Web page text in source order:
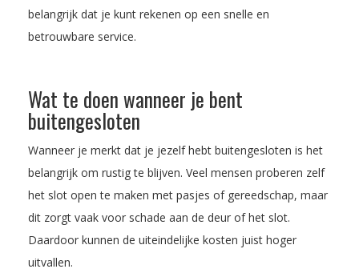
belangrijk dat je kunt rekenen op een snelle en
betrouwbare service.
Wat te doen wanneer je bent
buitengesloten
Wanneer je merkt dat je jezelf hebt buitengesloten is het
belangrijk om rustig te blijven. Veel mensen proberen zelf
het slot open te maken met pasjes of gereedschap, maar
dit zorgt vaak voor schade aan de deur of het slot.
Daardoor kunnen de uiteindelijke kosten juist hoger
uitvallen.